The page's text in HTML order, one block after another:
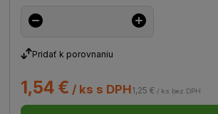
Pridať k porovnaniu
1,54 € / ks s DPH1,25 € / ks bez DPH